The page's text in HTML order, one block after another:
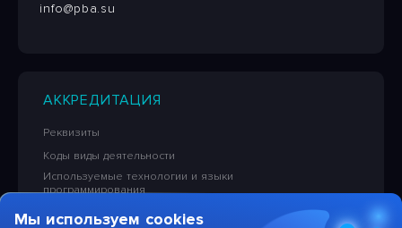
info@pba.su
АККРЕДИТАЦИЯ
Реквизиты
Коды виды деятельности
Используемые технологии и языки
программирования
Сведения об исключительных правах на ПО
Мы используем cookies